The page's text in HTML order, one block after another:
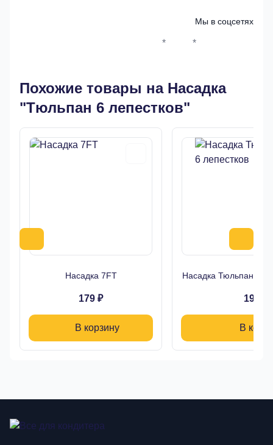
Мы в соцсетях
* *
Похожие товары на Насадка
"Тюльпан 6 лепестков"
Насадка 7FT
179 ₽
В корзину
Насадка Тюльпан
190 ₽
В